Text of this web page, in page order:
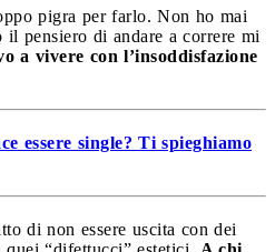
pigra per farlo. Non ho mai
il pensiero di andare a correre mi
a vivere con l’insoddisfazione
essere single? Ti spieghiamo
di non essere uscita con dei